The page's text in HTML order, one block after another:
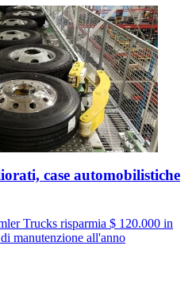
case automobilistiche
Trucks risparmia $ 120.000 in
manutenzione all'anno